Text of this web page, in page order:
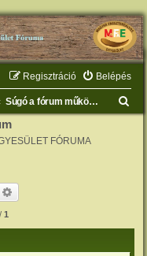
Belépés
Regisztráció
Súgó a fórum működéséhez
FÓRUMA
/ 1